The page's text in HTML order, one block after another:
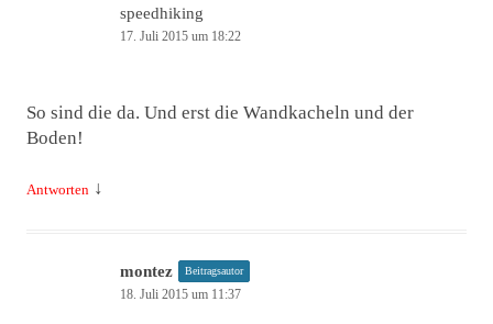
speedhiking
17. Juli 2015 um 18:22
So sind die da. Und erst die Wandkacheln und der
Boden!
Antworten ↓
montez Beitragsautor
18. Juli 2015 um 11:37